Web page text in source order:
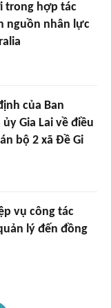
trong hợp tác
nguồn nhân lực
của Ban
Gia Lai về điều
bộ 2 xã Đề Gi
vụ công tác
lý đến đồng